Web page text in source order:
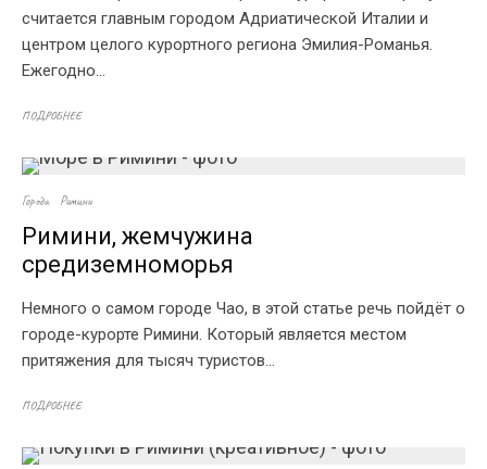
считается главным городом Адриатической Италии и
центром целого курортного региона Эмилия-Романья.
Ежегодно...
ПОДРОБНЕЕ
Города Римини
Римини, жемчужина
средиземноморья
Немного о самом городе Чао, в этой статье речь пойдёт о
городе-курорте Римини. Который является местом
притяжения для тысяч туристов...
ПОДРОБНЕЕ